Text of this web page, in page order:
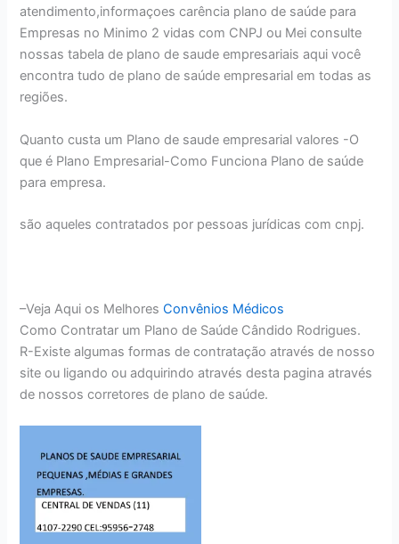
atendimento,informaçoes carência plano de saúde para
Empresas no Minimo 2 vidas com CNPJ ou Mei consulte
nossas tabela de plano de saude empresariais aqui você
encontra tudo de plano de saúde empresarial em todas as
regiões.
Quanto custa um Plano de saude empresarial valores -O
que é Plano Empresarial-Como Funciona Plano de saúde
para empresa.
são aqueles contratados por pessoas jurídicas com cnpj.
–Veja Aqui os MelhoresConvênios Médicos
Como Contratar um Plano de Saúde Cândido Rodrigues.
R-Existe algumas formas de contratação através de nosso
site ou ligando ou adquirindo através desta pagina através
de nossos corretores de plano de saúde.